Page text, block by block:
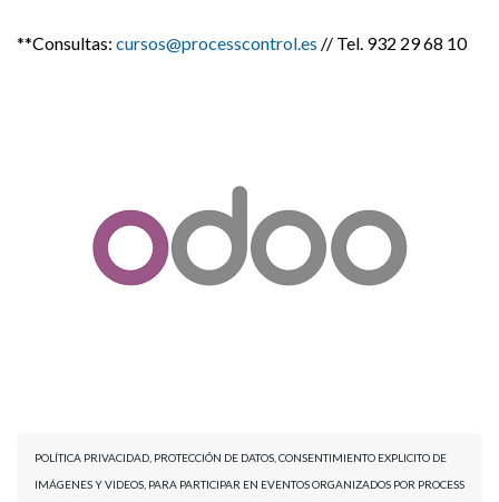
**Consultas: cursos@processcontrol.es // Tel. 932 29 68 10
POLÍTICA PRIVACIDAD, PROTECCIÓN DE DATOS, CONSENTIMIENTO EXPLICITO DE
IMÁGENES Y VIDEOS, PARA PARTICIPAR EN EVENTOS ORGANIZADOS POR PROCESS